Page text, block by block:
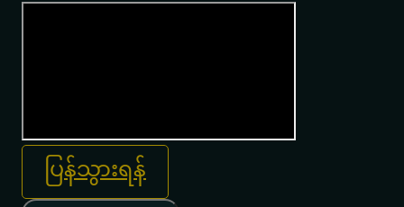
ပြန်သွားရန်